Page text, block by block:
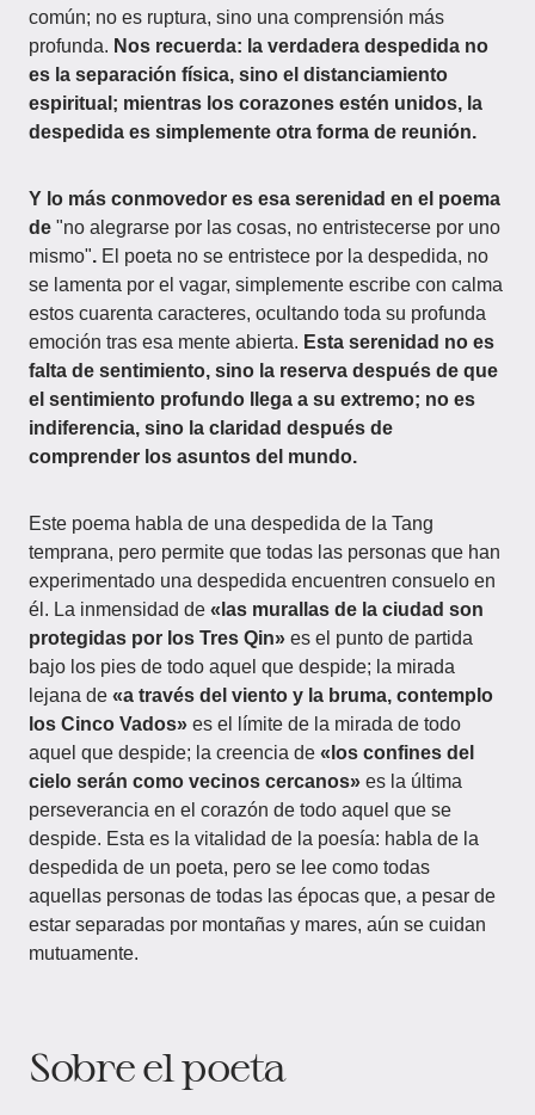
común; no es ruptura, sino una comprensión más
profunda. Nos recuerda: la verdadera despedida no
es la separación física, sino el distanciamiento
espiritual; mientras los corazones estén unidos, la
despedida es simplemente otra forma de reunión.
Y lo más conmovedor es esa serenidad en el poema
de "no alegrarse por las cosas, no entristecerse por uno
mismo". El poeta no se entristece por la despedida, no
se lamenta por el vagar, simplemente escribe con calma
estos cuarenta caracteres, ocultando toda su profunda
emoción tras esa mente abierta. Esta serenidad no es
falta de sentimiento, sino la reserva después de que
el sentimiento profundo llega a su extremo; no es
indiferencia, sino la claridad después de
comprender los asuntos del mundo.
Este poema habla de una despedida de la Tang
temprana, pero permite que todas las personas que han
experimentado una despedida encuentren consuelo en
él. La inmensidad de «las murallas de la ciudad son
protegidas por los Tres Qin» es el punto de partida
bajo los pies de todo aquel que despide; la mirada
lejana de «a través del viento y la bruma, contemplo
los Cinco Vados» es el límite de la mirada de todo
aquel que despide; la creencia de «los confines del
cielo serán como vecinos cercanos» es la última
perseverancia en el corazón de todo aquel que se
despide. Esta es la vitalidad de la poesía: habla de la
despedida de un poeta, pero se lee como todas
aquellas personas de todas las épocas que, a pesar de
estar separadas por montañas y mares, aún se cuidan
mutuamente.
Sobre el poeta